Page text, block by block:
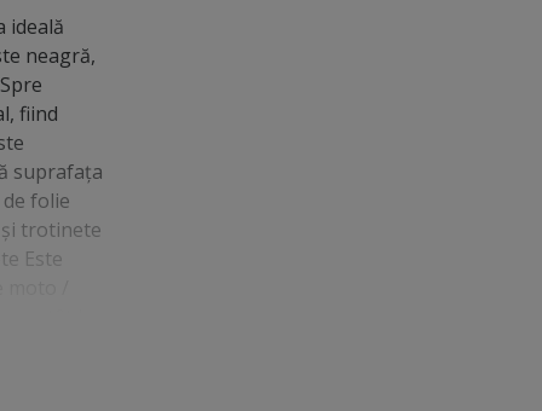
ideală
neagră,
fiind
suprafața
folie
trotinete
Este